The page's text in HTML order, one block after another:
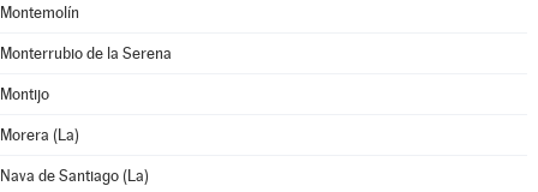
Montemolín
Monterrubio de la Serena
Montijo
Morera (La)
Nava de Santiago (La)